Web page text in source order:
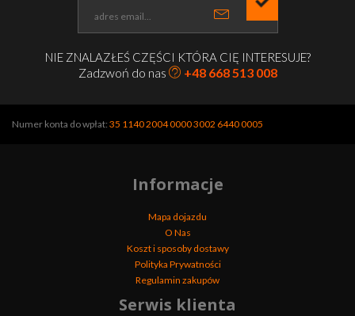
NIE ZNALAZŁEŚ CZĘŚCI KTÓRA CIĘ INTERESUJE?
Zadzwoń do nas +48 668 513 008
Numer konta do wpłat: 35 1140 2004 0000 3002 6440 0005
Informacje
Mapa dojazdu
O Nas
Koszt i sposoby dostawy
Polityka Prywatności
Regulamin zakupów
Serwis klienta